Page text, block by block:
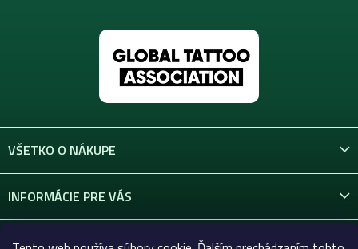
VŠETKO O NÁKUPE
INFORMÁCIE PRE VÁS
KONTAKT